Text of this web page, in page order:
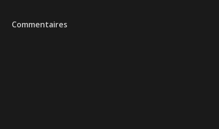
Commentaires